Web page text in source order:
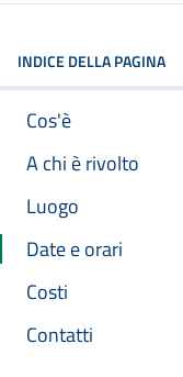
INDICE DELLA PAGINA
Cos'è
A chi è rivolto
Luogo
Date e orari
Costi
Contatti